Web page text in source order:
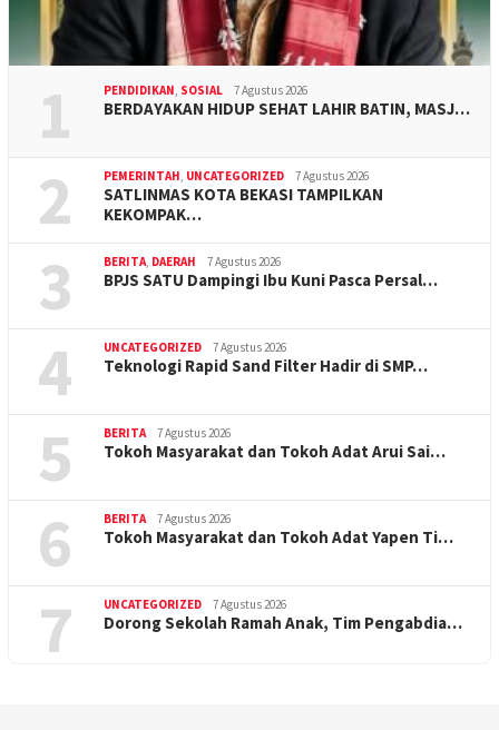
1 PENDIDIKAN, SOSIAL 7 Agustus 2026
BERDAYAKAN HIDUP SEHAT LAHIR BATIN, MASJ…
2 PEMERINTAH, UNCATEGORIZED 7 Agustus 2026
SATLINMAS KOTA BEKASI TAMPILKAN
KEKOMPAK…
3 BERITA, DAERAH 7 Agustus 2026
BPJS SATU Dampingi Ibu Kuni Pasca Persal…
4 UNCATEGORIZED 7 Agustus 2026
Teknologi Rapid Sand Filter Hadir di SMP…
5 BERITA 7 Agustus 2026
Tokoh Masyarakat dan Tokoh Adat Arui Sai…
6 BERITA 7 Agustus 2026
Tokoh Masyarakat dan Tokoh Adat Yapen Ti…
7 UNCATEGORIZED 7 Agustus 2026
Dorong Sekolah Ramah Anak, Tim Pengabdia…